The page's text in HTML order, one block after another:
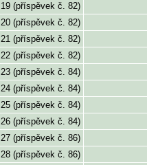
19 (příspěvek č. 82)
20 (příspěvek č. 82)
21 (příspěvek č. 82)
22 (příspěvek č. 82)
23 (příspěvek č. 84)
24 (příspěvek č. 84)
25 (příspěvek č. 84)
26 (příspěvek č. 84)
27 (příspěvek č. 86)
28 (příspěvek č. 86)